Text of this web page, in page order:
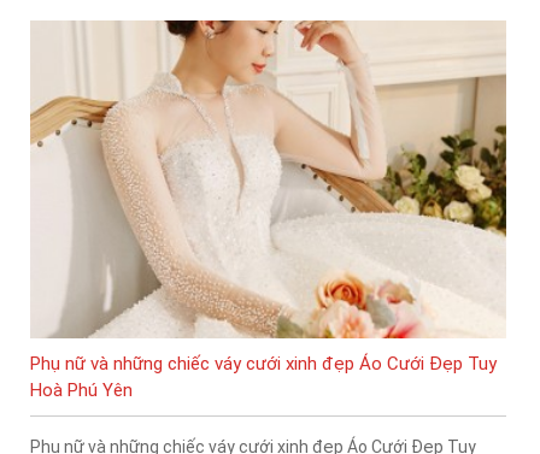
Phụ nữ và những chiếc váy cưới xinh đẹp Áo Cưới Đẹp Tuy
Hoà Phú Yên
Phụ nữ và những chiếc váy cưới xinh đẹp Áo Cưới Đẹp Tuy